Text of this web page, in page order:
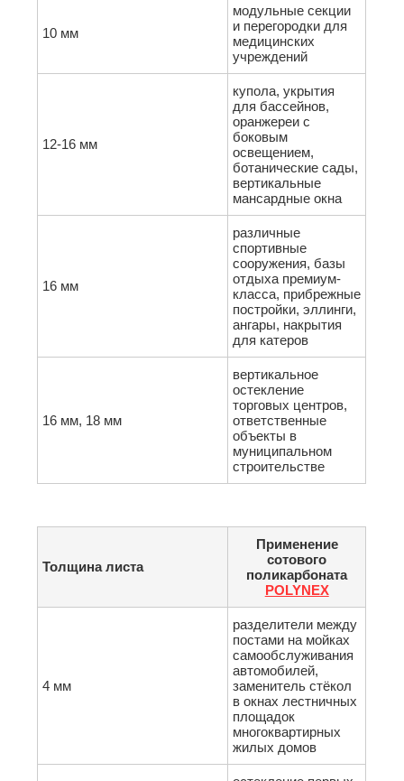
10 мм
модульные секции
и перегородки для
медицинских
учреждений
12-16 мм
купола, укрытия
для бассейнов,
оранжереи с
боковым
освещением,
ботанические сады,
вертикальные
мансардные окна
16 мм
различные
спортивные
сооружения, базы
отдыха премиум-
класса, прибрежные
постройки, эллинги,
ангары, накрытия
для катеров
16 мм, 18 мм
вертикальное
остекление
торговых центров,
ответственные
объекты в
муниципальном
строительстве
Толщина листа
Применение
сотового
поликарбоната
POLYNEX
4 мм
разделители между
постами на мойках
самообслуживания
автомобилей,
заменитель стёкол
в окнах лестничных
площадок
многоквартирных
жилых домов